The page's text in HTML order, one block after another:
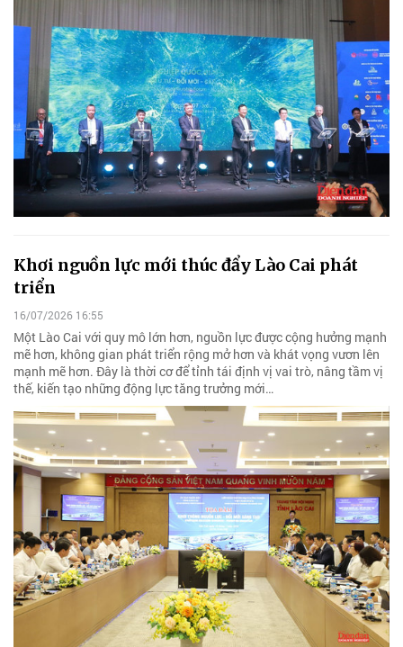
Khơi nguồn lực mới thúc đẩy Lào Cai phát
triển
16/07/2026 16:55
Một Lào Cai với quy mô lớn hơn, nguồn lực được cộng hưởng mạnh
mẽ hơn, không gian phát triển rộng mở hơn và khát vọng vươn lên
mạnh mẽ hơn. Đây là thời cơ để tỉnh tái định vị vai trò, nâng tầm vị
thế, kiến tạo những động lực tăng trưởng mới…